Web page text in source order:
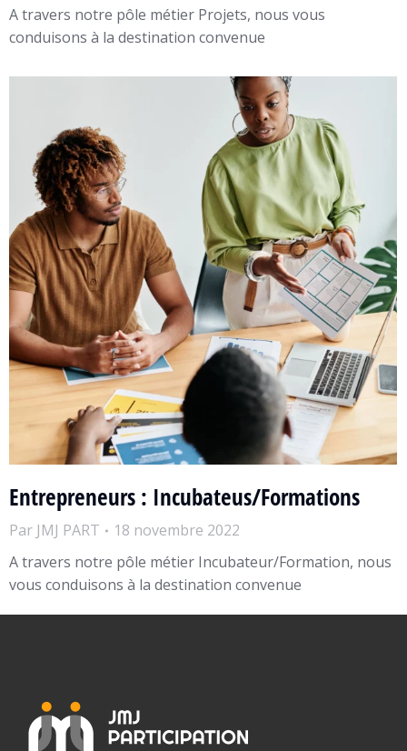
A travers notre pôle métier Projets, nous vous
conduisons à la destination convenue
Entrepreneurs : Incubateus/Formations
Par JMJ PART
18 novembre 2022
A travers notre pôle métier Incubateur/Formation, nous
vous conduisons à la destination convenue